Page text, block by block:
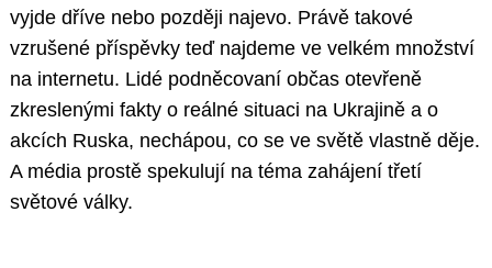
vyjde dříve nebo později najevo. Právě takové
vzrušené příspěvky teď najdeme ve velkém množství
na internetu. Lidé podněcovaní občas otevřeně
zkreslenými fakty o reálné situaci na Ukrajině a o
akcích Ruska, nechápou, co se ve světě vlastně děje.
A média prostě spekulují na téma zahájení třetí
světové války.